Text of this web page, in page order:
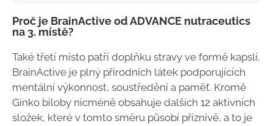
Proč je BrainActive od ADVANCE nutraceutics
na 3. místě?
Také třetí místo patří doplňku stravy ve formě kapslí.
BrainActive je plný přírodních látek podporujících
mentální výkonnost, soustředění a paměť. Kromě
Ginko biloby nicméně obsahuje dalších 12 aktivních
složek, které v tomto směru působí příznivě, a to je